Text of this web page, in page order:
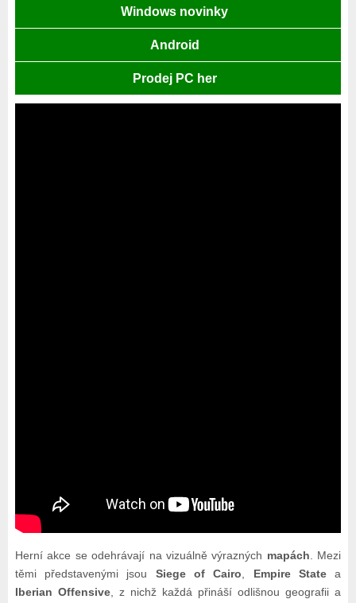
Windows novinky
Android
Prodej PC her
Herní akce se odehrávají na vizuálně výrazných mapách . Mezi
těmi představenými jsou Siege of Cairo Empire State a
Iberian Offensive, z nichž každá přináší odlišnou geografii a